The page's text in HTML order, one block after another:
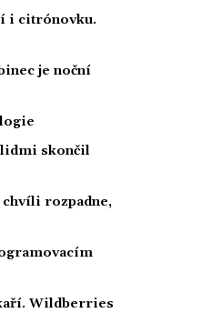
i citrónovku.
je noční
lidmi skončil
chvíli rozpadne,
Wildberries